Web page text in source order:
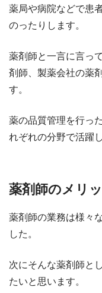
薬局や病院などで患
のったりします。
薬剤師と一言に言っ
剤師、製薬会社の薬
す。
薬の品質管理を行っ
れぞれの分野で活躍
薬剤師のメリ
薬剤師の業務は様々
した。
次にそんな薬剤師と
たいと思います。